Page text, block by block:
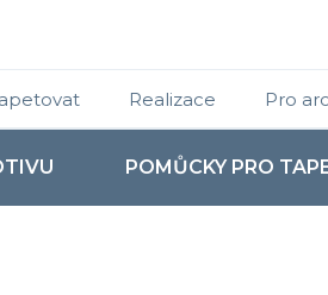
POMŮCKY PRO
Realizace Pro